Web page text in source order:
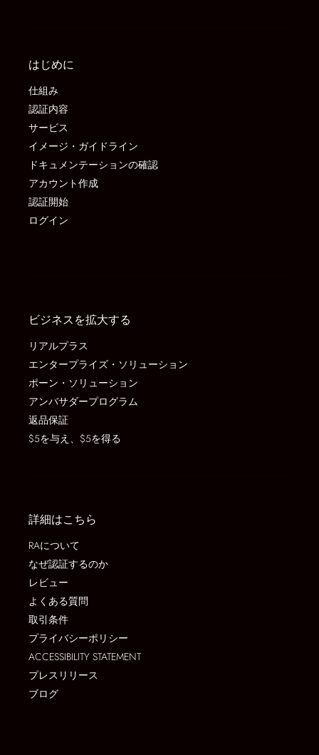
はじめに
仕組み
認証内容
サービス
イメージ・ガイドライン
ドキュメンテーションの確認
アカウント作成
認証開始
ログイン
ビジネスを拡大する
リアルプラス
エンタープライズ・ソリューション
ポーン・ソリューション
アンバサダープログラム
返品保証
$5を与え、$5を得る
詳細はこちら
RAについて
なぜ認証するのか
レビュー
よくある質問
取引条件
プライバシーポリシー
ACCESSIBILITY STATEMENT
プレスリリース
ブログ